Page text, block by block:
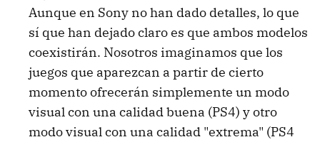
Aunque en Sony no han dado detalles, lo que
sí que han dejado claro es que ambos modelos
coexistirán. Nosotros imaginamos que los
juegos que aparezcan a partir de cierto
momento ofrecerán simplemente un modo
visual con una calidad buena (PS4) y otro
modo visual con una calidad "extrema" (PS4